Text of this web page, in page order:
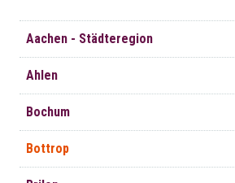
Navigation
überspringen
Aachen - Städteregion
Ahlen
Bochum
Bottrop